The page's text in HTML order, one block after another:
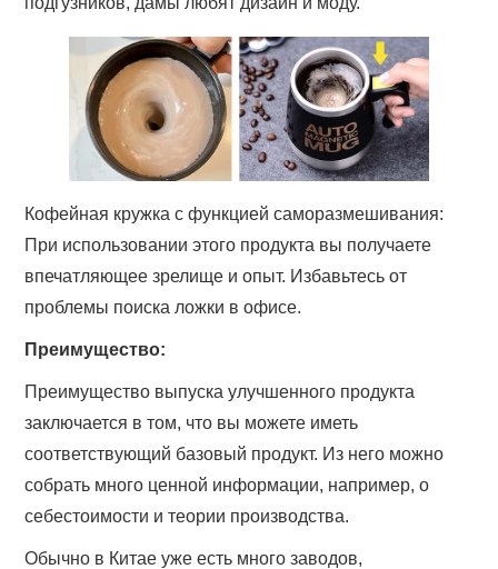
Кофейная кружка с функцией саморазмешивания:
При использовании этого продукта вы получаете
впечатляющее зрелище и опыт. Избавьтесь от
проблемы поиска ложки в офисе.
Преимущество:
Преимущество выпуска улучшенного продукта
заключается в том, что вы можете иметь
соответствующий базовый продукт. Из него можно
собрать много ценной информации, например, о
себестоимости и теории производства.
Обычно в Китае уже есть много заводов,